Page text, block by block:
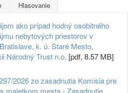
Hlasovanie
ako prípad hodný osobitného
nebytových priestorov v
k. ú. Staré Mesto,
Národný Trust n.o. [pdf, 8.57 MB]
2026 zo zasadnutia Komisia pre
majetkom mesta - Zasadnutie